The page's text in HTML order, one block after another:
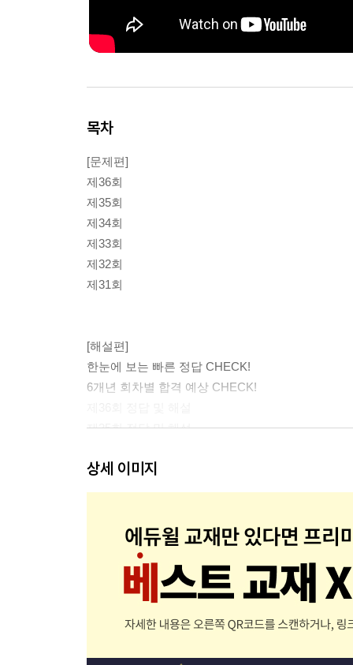
목차
[문제편]
제36회
제35회
제34회
제33회
제32회
제31회
[해설편]
한눈에 보는 빠른 정답 CHECK!
6개년 회차별 합격 예상 CHECK!
제35회 정답 및 해설
제33회 정답 및 해설
제32회 정답 및 해설
상세 이미지